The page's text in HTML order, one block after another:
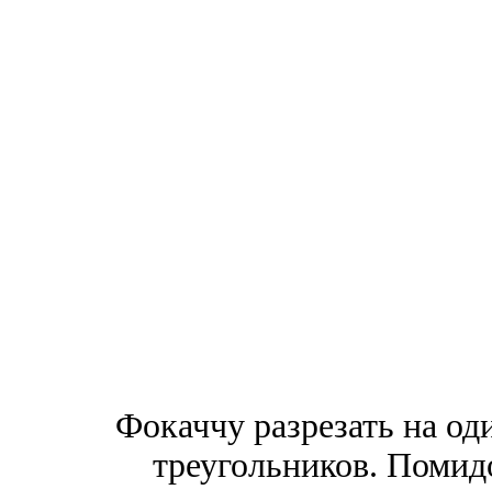
Фокаччу разрезать на
треугольников.